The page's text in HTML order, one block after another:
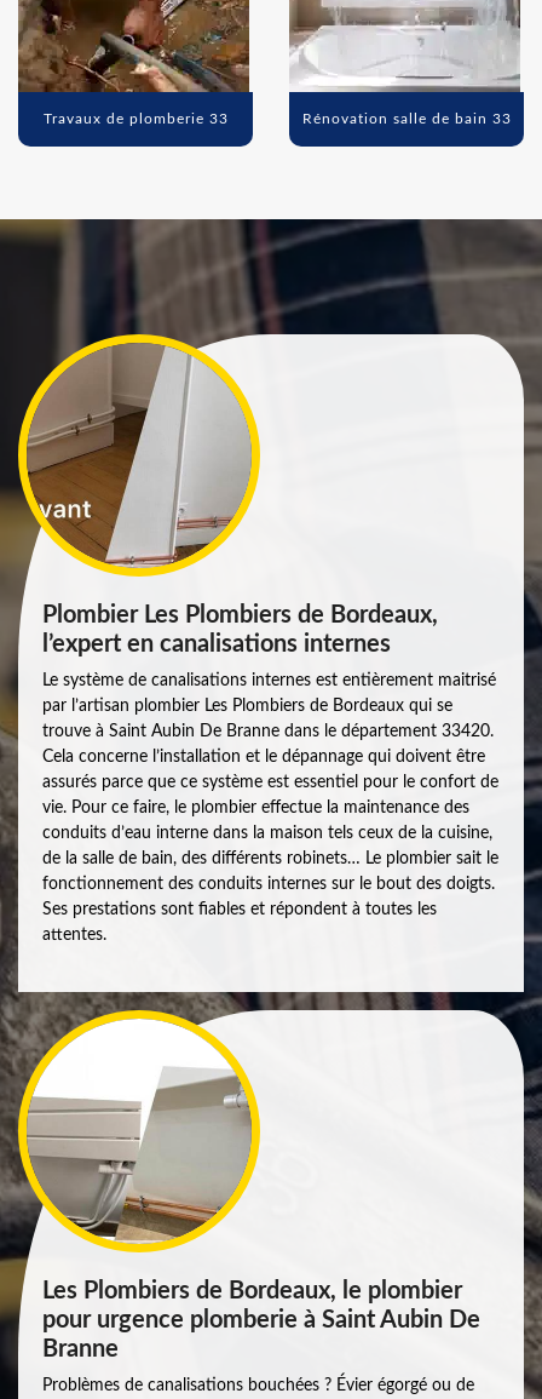
Travaux de plomberie 33 Rénovation salle de bain 33
Plombier Les Plombiers de Bordeaux,
l’expert en canalisations internes
Le système de canalisations internes est entièrement maitrisé
par l’artisan plombier Les Plombiers de Bordeaux qui se
trouve à Saint Aubin De Branne dans le département 33420.
Cela concerne l’installation et le dépannage qui doivent être
assurés parce que ce système est essentiel pour le confort de
vie. Pour ce faire, le plombier effectue la maintenance des
conduits d’eau interne dans la maison tels ceux de la cuisine,
de la salle de bain, des différents robinets… Le plombier sait le
fonctionnement des conduits internes sur le bout des doigts.
Ses prestations sont fiables et répondent à toutes les
attentes.
Les Plombiers de Bordeaux, le plombier
pour urgence plomberie à Saint Aubin De
Branne
Problèmes de canalisations bouchées ? Évier égorgé ou de